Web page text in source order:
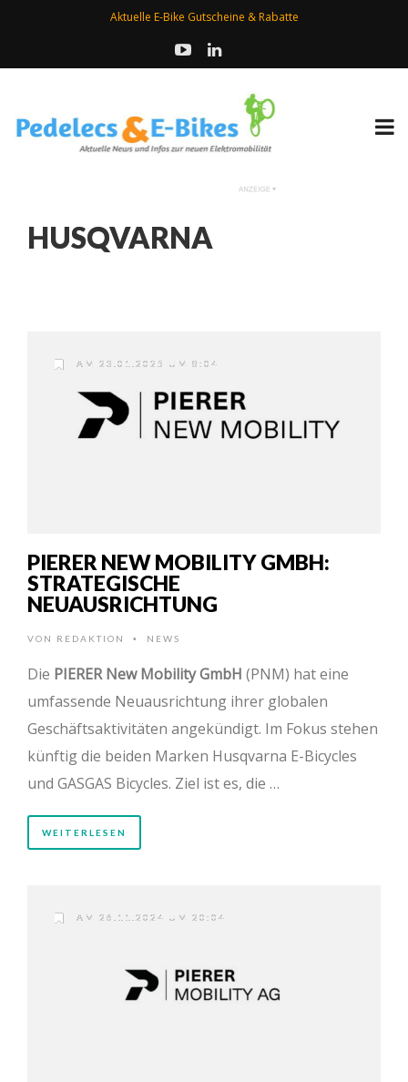
Aktuelle E-Bike Gutscheine & Rabatte
HUSQVARNA
AM 23.01.2025 UM 8:04
PIERER NEW MOBILITY GMBH:
STRATEGISCHE
NEUAUSRICHTUNG
VON REDAKTION • NEWS
Die PIERER New Mobility GmbH (PNM) hat eine
umfassende Neuausrichtung ihrer globalen
Geschäftsaktivitäten angekündigt. Im Fokus stehen
künftig die beiden Marken Husqvarna E-Bicycles
und GASGAS Bicycles. Ziel ist es, die …
WEITERLESEN
AM 26.11.2024 UM 20:04